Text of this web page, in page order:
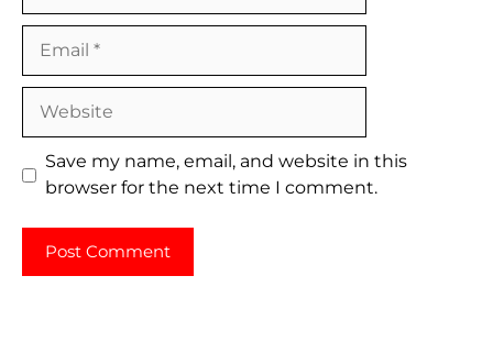
Save my name, email, and website in this
browser for the next time I comment.